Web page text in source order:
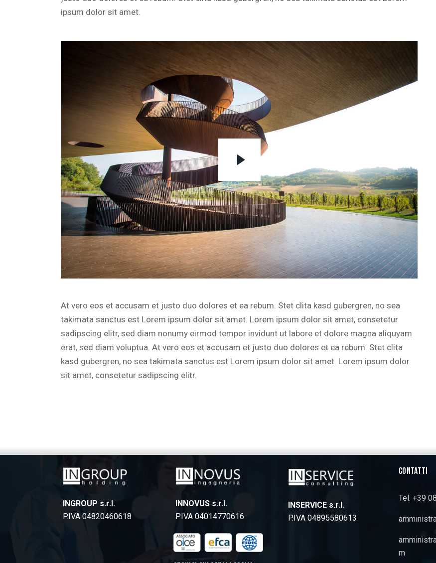
ipsum dolor sit amet.
At vero eos et accusam et justo duo dolores et ea rebum. Stet clita kasd gubergren, no sea
takimata sanctus est Lorem ipsum dolor sit amet. Lorem ipsum dolor sit amet, consetetur
sadipscing elitr, sed diam nonumy eirmod tempor invidunt ut labore et dolore magna aliquyam
erat, sed diam voluptua. At vero eos et accusam et justo duo dolores et ea rebum. Stet clita
kasd gubergren, no sea takimata sanctus est Lorem ipsum dolor sit amet. Lorem ipsum dolor
sit amet, consetetur sadipscing elitr.
INGROUP s.r.l.
P.IVA 04820460618
INNOVUS s.r.l.
P.IVA 04014770616
INSERVICE s.r.l.
P.IVA 04895580613
CONTATTI
Tel. +39
m